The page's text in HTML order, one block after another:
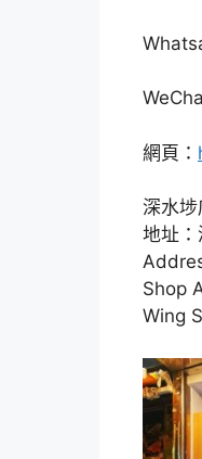
網頁：
深水埗
地址
Shop
Wing